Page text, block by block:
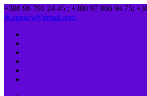
+380 96 791 24 45 ; +380 97 866 94 75;
jit.agency@gmail.com